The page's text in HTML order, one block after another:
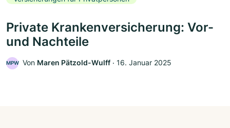
Private Krankenversicherung: Vor-
und Nachteile
MPW Von Maren Pätzold-Wulff ‧ 16. Januar 2025